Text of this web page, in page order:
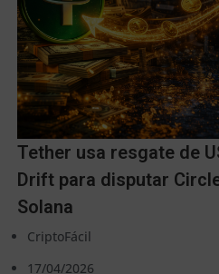
Tether usa resgate de
Drift para disputar
Solana
CriptoFácil
17/04/2026